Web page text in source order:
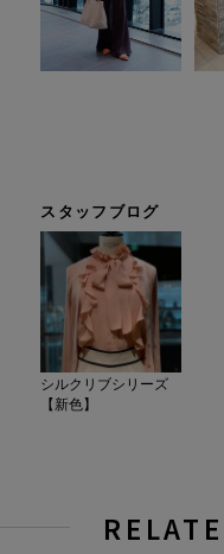
スタッフブログ
シルクリブシリーズ
【新色】